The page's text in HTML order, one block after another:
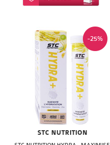
-25%
STC NUTRITION